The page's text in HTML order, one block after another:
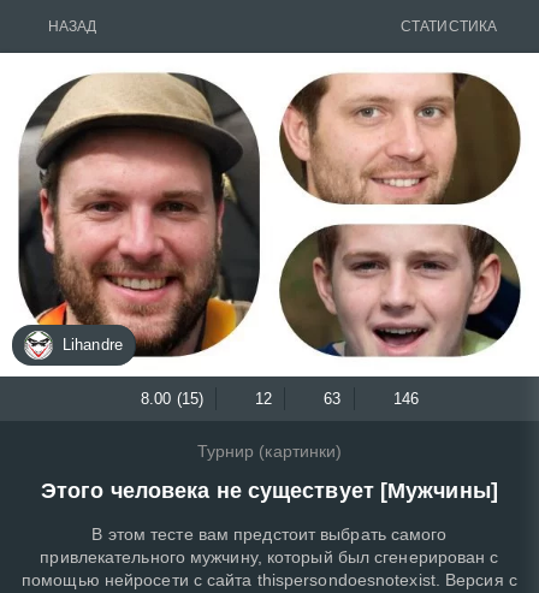
НАЗАД СТАТИСТИКА
Lihandre
8.00 (15) 12 63 146
Турнир (картинки)
Этого человека не существует [Мужчины]
В этом тесте вам предстоит выбрать самого
привлекательного мужчину, который был сгенерирован с
помощью нейросети с сайта thispersondoesnotexist. Версия с